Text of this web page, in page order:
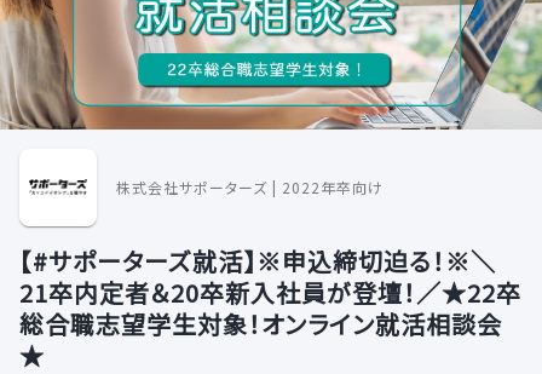
株式会社サポーターズ | 2022年卒向け
【#サポーターズ就活】※申込締切迫る！※＼
21卒内定者＆20卒新入社員が登壇！／★22卒
総合職志望学生対象！オンライン就活相談会
★